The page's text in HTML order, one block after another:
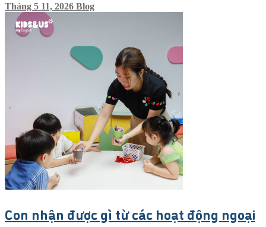
Tháng 5 11, 2026 Blog
Con nhận được gì từ các hoạt động ngoại